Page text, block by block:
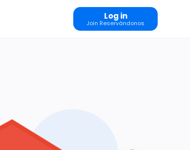
Log in
Join Reservándonos